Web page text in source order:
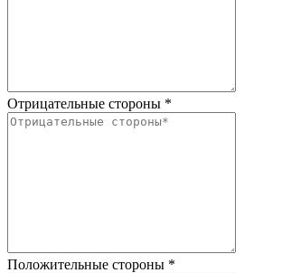
Отрицательные стороны *
Положительные стороны *